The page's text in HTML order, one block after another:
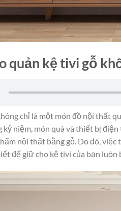
quản kệ tivi gỗ
chỉ là một món đồ nội thất
niệm, món quà và thiết bị
nội thất bằng gỗ. Do đó, việc
để giữ cho kệ tivi của bạn luôn